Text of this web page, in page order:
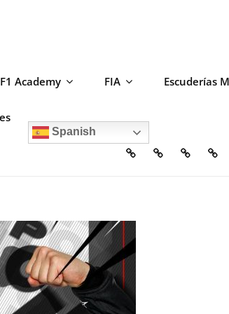
F1 Academy FIA Escuderías
Spanish
HomeEscuderías
Circuitos
F2